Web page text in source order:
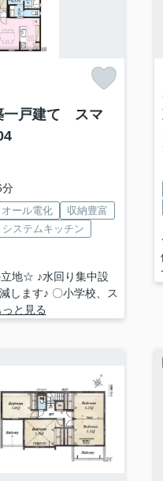
一戸建て スマ
オール電化
収納豊富
システムキッチン
地☆ ♪水回り集中設
します♪ 〇小学校、ス
っと見る